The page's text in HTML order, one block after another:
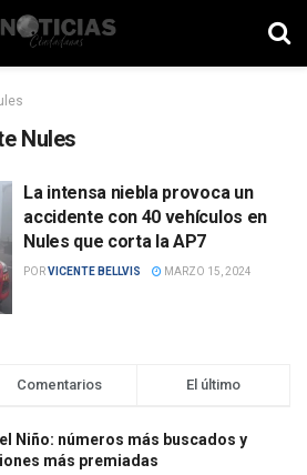
Nules
La intensa niebla provoca un
accidente con 40 vehículos en
Nules que corta la AP7
PORVICENTE BELLVIS MARZO 15, 2024
Comentarios El último
Niño: números más buscados y
más premiadas